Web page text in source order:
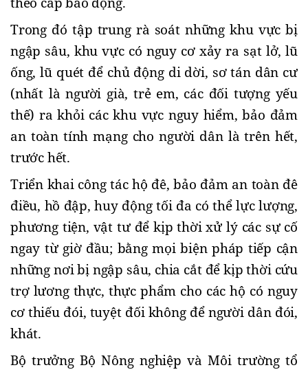
Trong đó tập trung rà soát những khu vực bị
ngập sâu, khu vực có nguy cơ xảy ra sạt lở, lũ
ống, lũ quét để chủ động di dời, sơ tán dân cư
(nhất là người già, trẻ em, các đối tượng yếu
thế) ra khỏi các khu vực nguy hiểm, bảo đảm
an toàn tính mạng cho người dân là trên hết,
trước hết.
Triển khai công tác hộ đê, bảo đảm an toàn đê
điều, hồ đập, huy động tối đa có thể lực lượng,
phương tiện, vật tư để kịp thời xử lý các sự cố
ngay từ giờ đầu; bằng mọi biện pháp tiếp cận
những nơi bị ngập sâu, chia cắt để kịp thời cứu
trợ lương thực, thực phẩm cho các hộ có nguy
cơ thiếu đói, tuyệt đối không để người dân đói,
khát.
Bộ trưởng Bộ Nông nghiệp và Môi trường tổ